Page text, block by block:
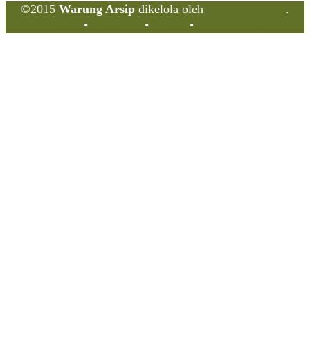
©2015 Warung Arsip dikelola oleh
.
• • •